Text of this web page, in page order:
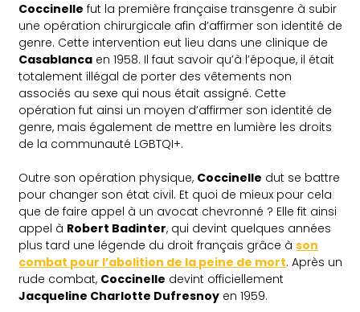
Coccinelle fut la première française transgenre à subir
une opération chirurgicale afin d’affirmer son identité de
genre. Cette intervention eut lieu dans une clinique de
Casablanca en 1958. Il faut savoir qu’à l’époque, il était
totalement illégal de porter des vêtements non
associés au sexe qui nous était assigné. Cette
opération fut ainsi un moyen d’affirmer son identité de
genre, mais également de mettre en lumière les droits
de la communauté LGBTQI+.
Outre son opération physique, Coccinelle dut se battre
pour changer son état civil. Et quoi de mieux pour cela
que de faire appel à un avocat chevronné ? Elle fit ainsi
appel à Robert Badinter, qui devint quelques années
plus tard une légende du droit français grâce àson
combat pour l’abolition de la peine de mort. Après un
rude combat, Coccinelle devint officiellement
Jacqueline Charlotte Dufresnoy en 1959.